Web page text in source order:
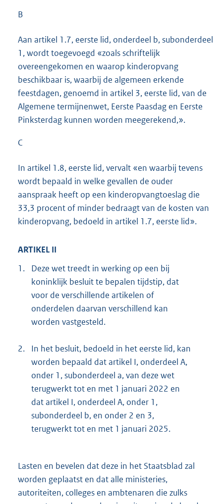
B
Aan artikel 1.7, eerste lid, onderdeel b, subonderdeel
1, wordt toegevoegd «zoals schriftelijk
overeengekomen en waarop kinderopvang
beschikbaar is, waarbij de algemeen erkende
feestdagen, genoemd in artikel 3, eerste lid, van de
Algemene termijnenwet, Eerste Paasdag en Eerste
Pinksterdag kunnen worden meegerekend,».
C
In artikel 1.8, eerste lid, vervalt «en waarbij tevens
wordt bepaald in welke gevallen de ouder
aanspraak heeft op een kinderopvangtoeslag die
33,3 procent of minder bedraagt van de kosten van
kinderopvang, bedoeld in artikel 1.7, eerste lid».
ARTIKEL II
1.
Deze wet treedt in werking op een bij
koninklijk besluit te bepalen tijdstip, dat
voor de verschillende artikelen of
onderdelen daarvan verschillend kan
worden vastgesteld.
2.
In het besluit, bedoeld in het eerste lid, kan
worden bepaald dat artikel I, onderdeel A,
onder 1, subonderdeel a, van deze wet
terugwerkt tot en met 1 januari 2022 en
dat artikel I, onderdeel A, onder 1,
subonderdeel b, en onder 2 en 3,
terugwerkt tot en met 1 januari 2025.
Lasten en bevelen dat deze in het Staatsblad zal
worden geplaatst en dat alle ministeries,
autoriteiten, colleges en ambtenaren die zulks